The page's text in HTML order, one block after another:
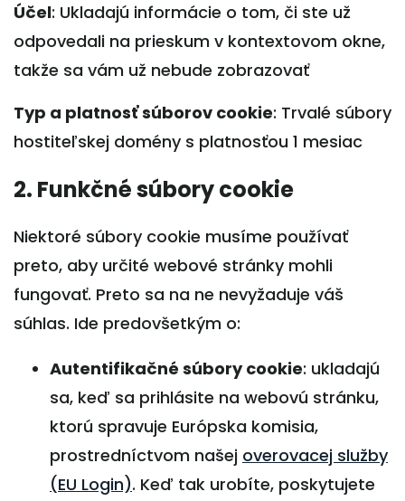
Účel: Ukladajú informácie o tom, či ste už
odpovedali na prieskum v kontextovom okne,
takže sa vám už nebude zobrazovať
Typ a platnosť súborov cookie: Trvalé súbory
hostiteľskej domény s platnosťou 1 mesiac
2. Funkčné súbory cookie
Niektoré súbory cookie musíme používať
preto, aby určité webové stránky mohli
fungovať. Preto sa na ne nevyžaduje váš
súhlas. Ide predovšetkým o:
Autentifikačné súbory cookie: ukladajú
sa, keď sa prihlásite na webovú stránku,
ktorú spravuje Európska komisia,
prostredníctvom našej overovacej služby
(EU Login). Keď tak urobíte, poskytujete